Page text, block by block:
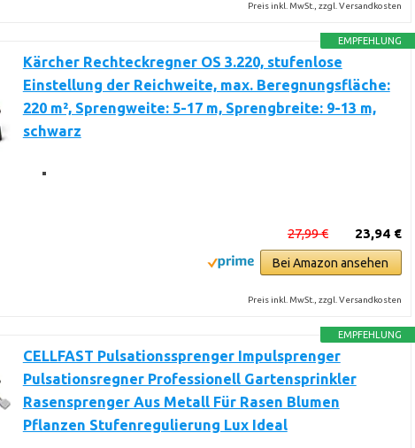
Preis inkl. MwSt., zzgl. Versandkosten
EMPFEHLUNG
Kärcher Rechteckregner OS 3.220, stufenlose
Einstellung der Reichweite, max. Beregnungsfläche:
220 m², Sprengweite: 5-17 m, Sprengbreite: 9-13 m,
schwarz
23,94 €
27,99 €
Bei Amazon ansehen
Preis inkl. MwSt., zzgl. Versandkosten
EMPFEHLUNG
CELLFAST Pulsationssprenger Impulsprenger
Pulsationsregner Professionell Gartensprinkler
Rasensprenger Aus Metall Für Rasen Blumen
Pflanzen Stufenregulierung Lux Ideal